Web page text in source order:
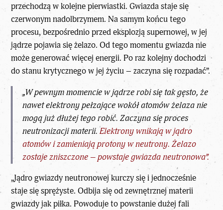
przechodzą w kolejne pierwiastki. Gwiazda staje się
czerwonym nadolbrzymem. Na samym końcu tego
procesu, bezpośrednio przed eksplozją supernowej, w jej
jądrze pojawia się żelazo. Od tego momentu gwiazda nie
może generować więcej energii. Po raz kolejny dochodzi
do stanu krytycznego w jej życiu – zaczyna się rozpadać”.
„W pewnym momencie w jądrze robi się tak gęsto, że
nawet elektrony pełzające wokół atomów żelaza nie
mogą już dłużej tego robić. Zaczyna się proces
neutronizacji materii.Elektrony wnikają w jądro
atomów i zamieniają protony w neutrony. Żelazo
zostaje zniszczone – powstaje gwiazda neutronowa”.
„Jądro gwiazdy neutronowej kurczy się i jednocześnie
staje się sprężyste. Odbija się od zewnętrznej materii
gwiazdy jak piłka. Powoduje to powstanie dużej fali